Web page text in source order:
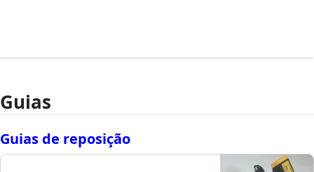
Guias
Guias de reposição